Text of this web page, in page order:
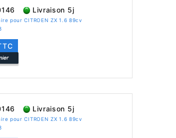
Livraison 5j
pour CITROEN ZX 1.6 89cv
Livraison 5j
pour CITROEN ZX 1.6 89cv